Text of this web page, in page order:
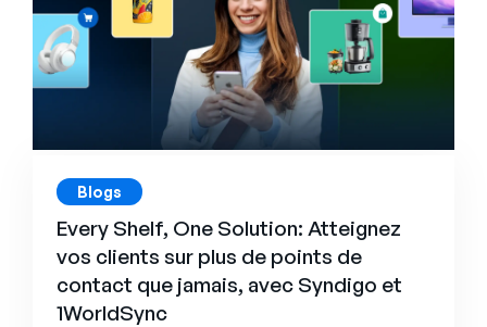
Blogs
Every Shelf, One Solution: Atteignez
vos clients sur plus de points de
contact que jamais, avec Syndigo et
1WorldSync